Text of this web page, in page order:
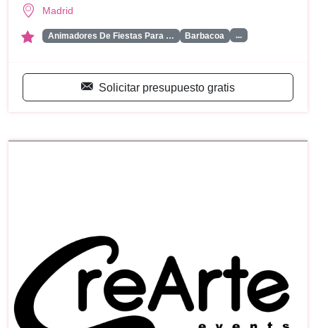
Madrid
Animadores De Fiestas Para … Barbacoa ...
Solicitar presupuesto gratis